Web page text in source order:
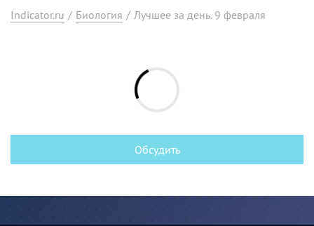
Indicator.ru / Биология / Лучшее за день. 9 февраля
Обсудить